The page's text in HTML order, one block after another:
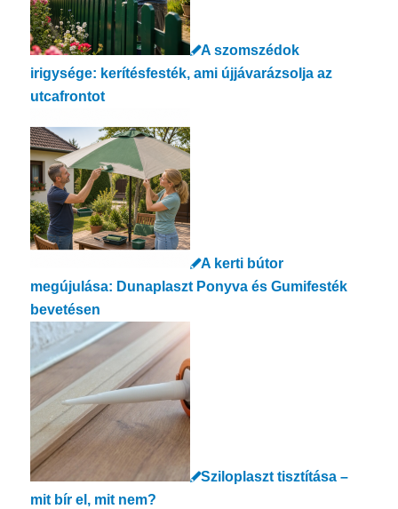
A szomszédok
irigysége: kerítésfesték, ami újjávarázsolja az
utcafrontot
A kerti bútor
megújulása: Dunaplaszt Ponyva és Gumifesték
bevetésen
Sziloplaszt tisztítása –
mit bír el, mit nem?